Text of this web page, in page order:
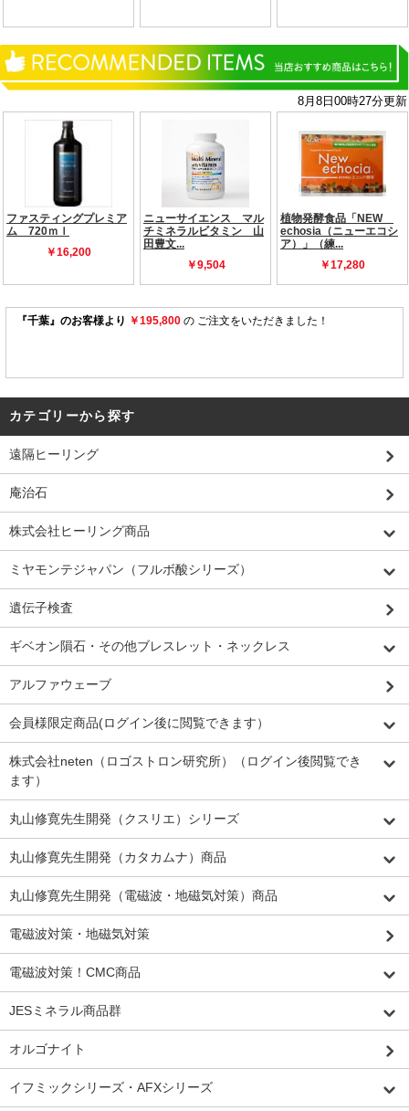
カテゴリーから探す
遠隔ヒーリング
庵治石
株式会社ヒーリング商品
ミヤモンテジャパン（フルボ酸シリーズ）
遺伝子検査
ギベオン隕石・その他ブレスレット・ネックレス
アルファウェーブ
会員様限定商品(ログイン後に閲覧できます）
株式会社neten（ロゴストロン研究所）（ログイン後閲覧でき
ます）
丸山修寛先生開発（クスリエ）シリーズ
丸山修寛先生開発（カタカムナ）商品
丸山修寛先生開発（電磁波・地磁気対策）商品
電磁波対策・地磁気対策
電磁波対策！CMC商品
JESミネラル商品群
オルゴナイト
イフミックシリーズ・AFXシリーズ